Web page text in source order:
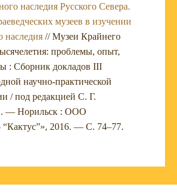
наследия Русского Севера.
музеев в изучении
наследия // Музеи Крайнего
проблемы, опыт,
: Сборник докладов III
научно-практической
/ под редакцией С. Г.
— Норильск : ООО
“Кактус”», 2016. — С. 74–77.